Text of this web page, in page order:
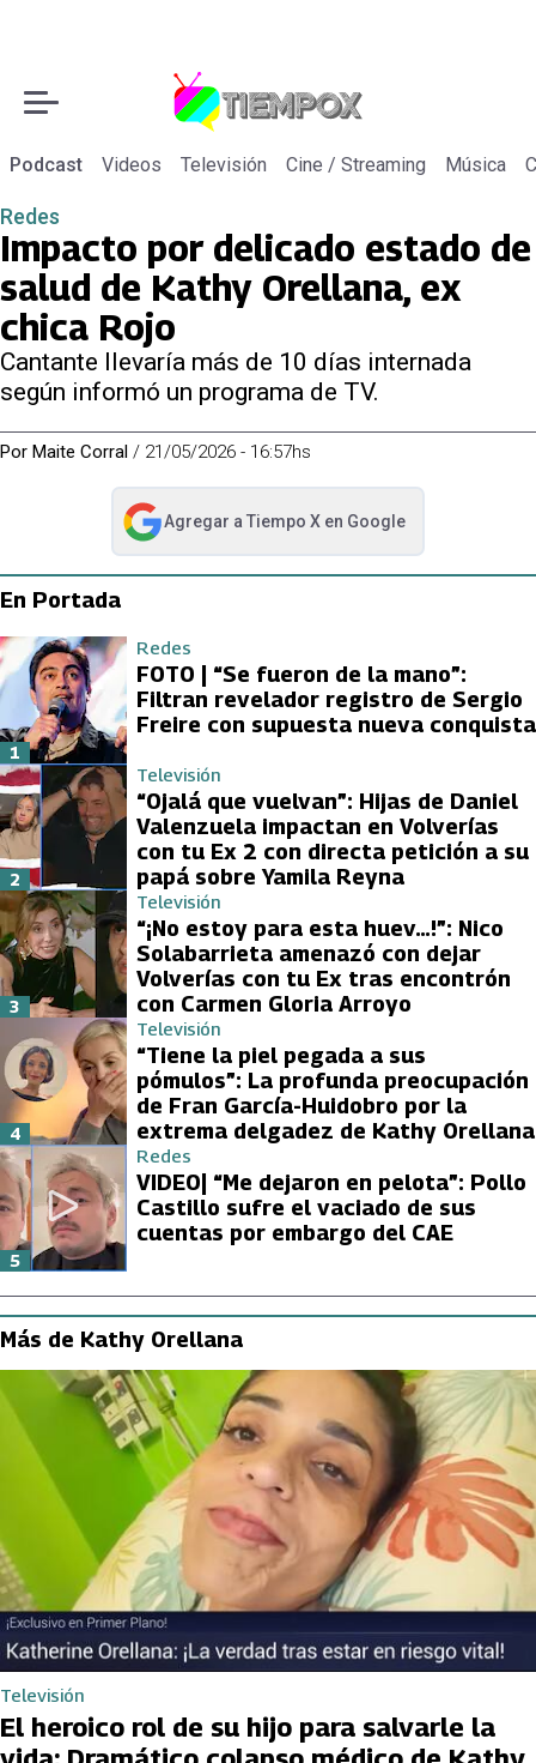
Podcast Videos Televisión Cine / Streaming Música
Redes
Impacto por delicado estado de
salud de Kathy Orellana, ex
chica Rojo
Cantante llevaría más de 10 días internada
según informó un programa de TV.
Por Maite Corral / 21/05/2026 - 16:57hs
Agregar a Tiempo Xen Google
abre en nueva pestaña
En Portada
Redes
FOTO | “Se fueron de la mano”:
Filtran revelador registro de Sergio
Freire con supuesta nueva conquista
1
Televisión
“Ojalá que vuelvan”: Hijas de Daniel
Valenzuela impactan en Volverías
con tu Ex 2 con directa petición a su
papá sobre Yamila Reyna
2
Televisión
“¡No estoy para esta huev…!”: Nico
Solabarrieta amenazó con dejar
Volverías con tu Ex tras encontrón
con Carmen Gloria Arroyo
3
Televisión
“Tiene la piel pegada a sus
pómulos”: La profunda preocupación
de Fran García-Huidobro por la
extrema delgadez de Kathy Orellana
4
Redes
VIDEO| “Me dejaron en pelota”: Pollo
Castillo sufre el vaciado de sus
cuentas por embargo del CAE
5
Más de Kathy Orellana
Televisión
El heroico rol de su hijo para salvarle la